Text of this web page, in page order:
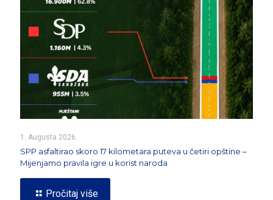
1. Augusta 2026.
SPP asfaltirao skoro 17 kilometara puteva u četiri opštine –
Mijenjamo pravila igre u korist naroda
Pročitaj više